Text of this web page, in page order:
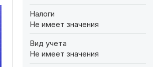
Налоги
Не имеет значения
Вид учета
Не имеет значения